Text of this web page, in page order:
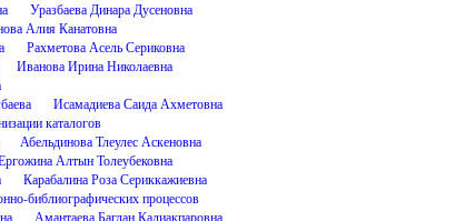
Уразбаева Динара Дусеновна
Алия Канатовна
Рахметова Асель Сериковна
Иванова Ирина Николаевна
Исамадиева Саида Ахметовна
каталогов
Абельдинова Тлеулес Аскеновна
Алтын Толеубековна
Карабалина Роза Сериккажиевна
библиографических процессов
Амантаева Баглан Калиакпаровна